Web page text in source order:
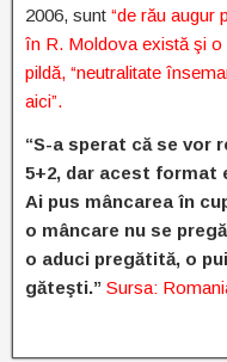
2006, sunt “de rău augur
în R. Moldova există şi o
pildă, “neutralitate
aici”.
“S-a sperat că se vor
5+2, dar acest format
Ai pus mâncarea în
o mâncare nu se
o aduci pregătită, o
găteşti.” Sursa: